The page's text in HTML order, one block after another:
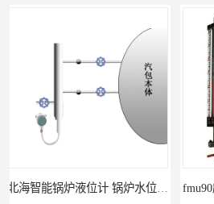
北海智能锅炉液位计 锅炉水位计厂商 自动适应自动校准 fmu90超声波液位计 UNS 操作简单